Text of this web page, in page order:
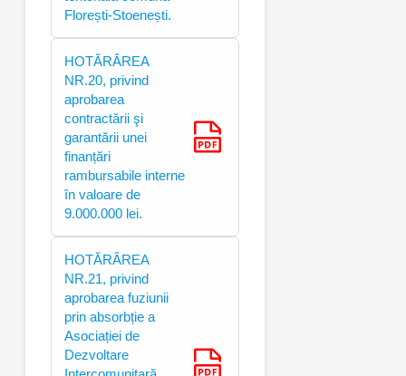
Florești-Stoenești.
HOTĂRÂREA
NR.20, privind
aprobarea
contractării şi
garantării unei
finanțări
rambursabile interne
în valoare de
9.000.000 lei.
HOTĂRÂREA
NR.21, privind
aprobarea fuziunii
prin absorbție a
Asociației de
Dezvoltare